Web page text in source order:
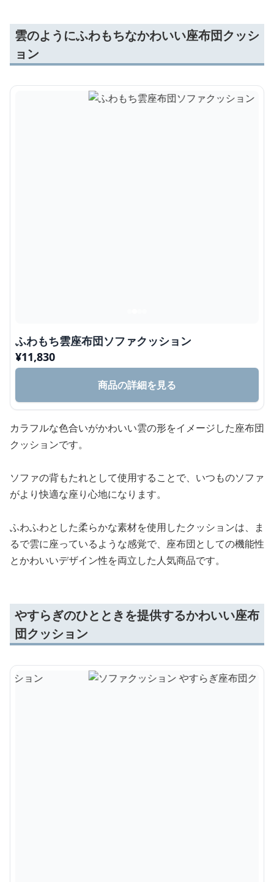
雲のようにふわもちなかわいい座布団クッシ
ョン
ふわもち雲座布団ソファクッション
¥11,830
商品の詳細を見る
カラフルな色合いがかわいい雲の形をイメージした座布団
クッションです。
ソファの背もたれとして使用することで、いつものソファ
がより快適な座り心地になります。
ふわふわとした柔らかな素材を使用したクッションは、ま
るで雲に座っているような感覚で、座布団としての機能性
とかわいいデザイン性を両立した人気商品です。
やすらぎのひとときを提供するかわいい座布
団クッション